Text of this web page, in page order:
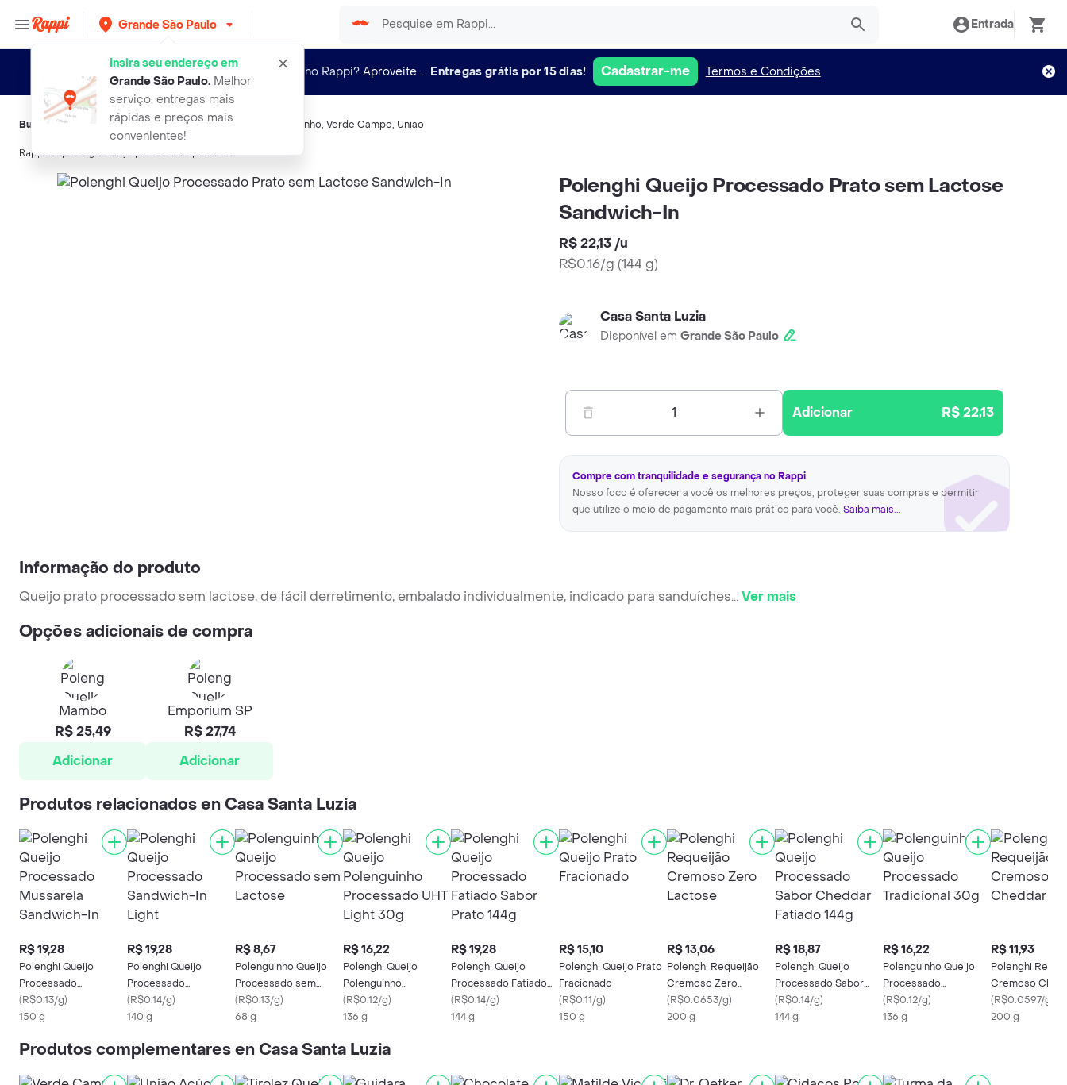
Grande São Paulo
Insira seu endereço em
Grande São Paulo.Melhor
serviço, entregas mais
rápidas e preços mais
convenientes!
Entrada
Novo no Rappi? Aproveite... Entregas grátis por 15 dias! Cadastrar-me Termos e Condições
Buscas relacionadas:Queijos semiduros,Polenghi Polenguinho, Verde Campo, União
Rappi polenghi queijo processado prato se
Polenghi Queijo Processado Prato sem Lactose
Sandwich-In
R$ 22,13 /u
R$0.16/g (144 g)
Casa Santa Luzia
Disponível em Grande São Paulo
1 Adicionar R$ 22,13
Compre com tranquilidade e segurança no Rappi
Nosso foco é oferecer a você os melhores preços, proteger suas compras e permitir
que utilize o meio de pagamento mais prático para você. Saiba mais...
Informação do produto
Queijo prato processado sem lactose, de fácil derretimento, embalado individualmente, indicado para sanduíches...Ver mais
Opções adicionais de compra
Mambo
R$ 25,49
Adicionar
Emporium SP
R$ 27,74
Adicionar
Produtos relacionados en Casa Santa Luzia
R$ 19,28
Polenghi Queijo
Processado
Mussarela Sandwich-
In
(R$0.13/g)
150 g
R$ 19,28
Polenghi Queijo
Processado
Sandwich-In Light
(R$0.14/g)
140 g
R$ 8,67
Polenguinho Queijo
Processado sem
Lactose
(R$0.13/g)
68 g
R$ 16,22
Polenghi Queijo
Polenguinho
Processado UHT Light
30g
(R$0.12/g)
136 g
R$ 19,28
Polenghi Queijo
Processado Fatiado
Sabor Prato 144g
(R$0.14/g)
144 g
R$ 15,10
Polenghi Queijo Prato
Fracionado
(R$0.11/g)
150 g
R$ 13,06
Polenghi Requeijão
Cremoso Zero
Lactose
(R$0.0653/g)
200 g
R$ 18,87
Polenghi Queijo
Processado Sabor
Cheddar Fatiado 144g
(R$0.14/g)
144 g
R$ 16,22
Polenguinho Queijo
Processado
Tradicional 30g
(R$0.12/g)
136 g
R$ 11,93
Polenghi
Cremoso
(R$0.0597/g
200 g
Produtos complementares en Casa Santa Luzia